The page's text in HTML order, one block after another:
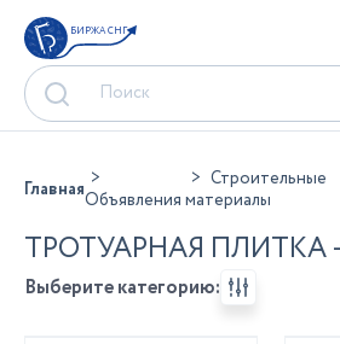
БИРЖА СНГ
ГлавнаяОбъявления
Строительные
материалы
ТРОТУАРНАЯ ПЛИТКА
Выберите категорию: